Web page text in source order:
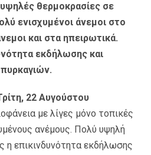
θερμοκρασίες σε
ενισχυμένοι άνεμοι στο
και στα ηπειρωτικά.
εκδήλωσης και
22 Αυγούστου
με λίγες μόνο τοπικές
ανέμους. Πολύ υψηλή
η επικινδυνότητα εκδήλωσης